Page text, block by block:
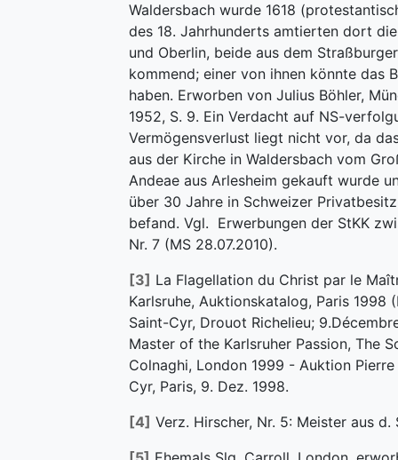
Waldersbach wurde 1618
des 18. Jahrhunderts amtierten dort
und Oberlin, beide aus dem
kommend; einer von ihnen könnte das
haben. Erworben von Julius Böhler,
1952, S. 9. Ein Verdacht auf NS-
Vermögensverlust liegt nicht vor, da
aus der Kirche in Waldersbach vom
Andeae aus Arlesheim gekauft wurde
über 30 Jahre in Schweizer
befand. Vgl. Erwerbungen der StKK
Nr. 7 (MS 28.07.2010).
[3] La Flagellation du Christ par le
Karlsruhe, Auktionskatalog, Paris 1998
Saint-Cyr, Drouot Richelieu;
Master of the Karlsruher Passion, The
Colnaghi, London 1999 - Auktion
Cyr, Paris, 9. Dez. 1998.
[4] Verz. Hirscher, Nr. 5: Meister aus d.